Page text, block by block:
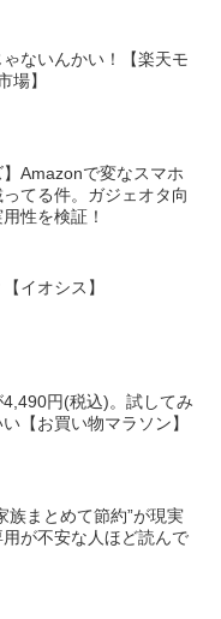
ないんかい！【楽天モ
場】
】Amazonで変なスマホ
てる件。ガジェオタ向
性を検証！
イオシス】
円(税込)。試してみ
【お買い物マラソン】
族まとめて節約”が現実
が不安な人ほど読んで